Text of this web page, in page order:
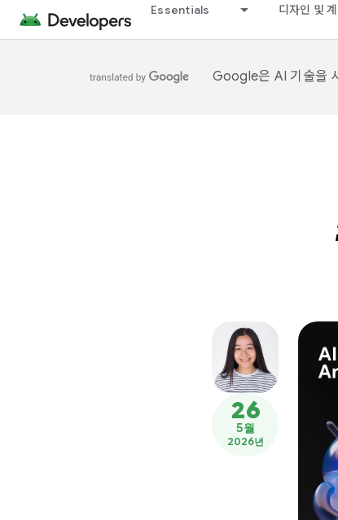
Essentials 디자인 및
Google은 AI 기술을
26
5월
2026년